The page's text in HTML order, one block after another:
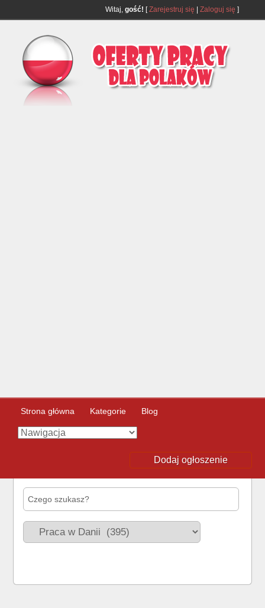
Witaj, gość! [Zarejestruj się Zaloguj się ]
Strona główna Kategorie Blog
Dodaj ogłoszenie